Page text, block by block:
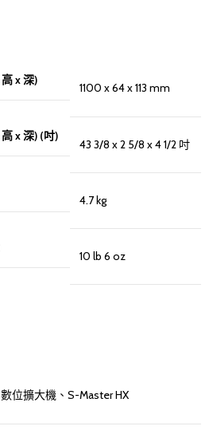
x 深)
1100 x 64 x 113 mm
x 深) (吋)
43 3/8 x 2 5/8 x 4 1/2 吋
4.7 kg
10 lb 6 oz
數位擴大機、S-Master HX